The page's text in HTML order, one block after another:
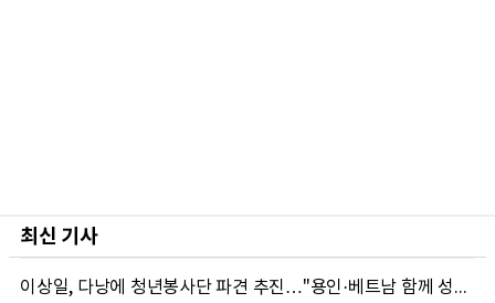
최신 기사
이상일, 다낭에 청년봉사단 파견 추진…"용인·베트남 함께 성장하는 교류 만들겠다"